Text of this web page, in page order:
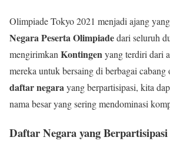
Olimpiade Tokyo 2021 menjadi ajang
Negara Peserta Olimpiadedari seluruh
mengirimkan Kontingenyang terdiri dari
mereka untuk bersaing di berbagai cabang
daftar negarayang berpartisipasi, kita
nama besar yang sering mendominasi
Daftar Negara yang Berpartisipasi